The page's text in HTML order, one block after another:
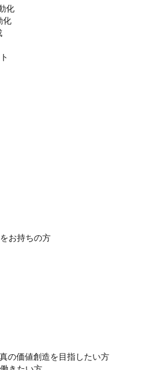
化
化
お持ちの方
の価値創造を目指したい方